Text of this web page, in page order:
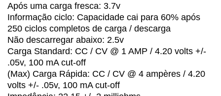
Após uma carga fresca: 3.7v
Informação ciclo: Capacidade cai para 60% após
250 ciclos completos de carga / descarga
Não descarregar abaixo: 2.5v
Carga Standard: CC / CV @ 1 AMP / 4.20 volts +/-
.05v, 100 mA cut-off
(Max) Carga Rápida: CC / CV @ 4 ampères / 4.20
volts +/- .05v, 100 mA cut-off